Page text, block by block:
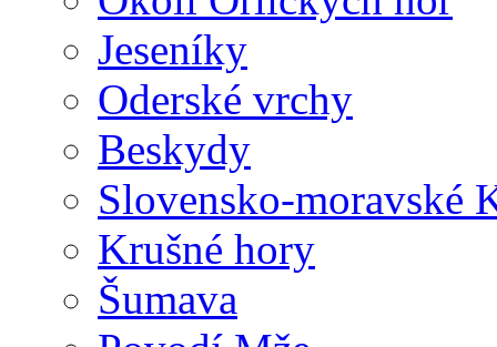
Jeseníky
Oderské vrchy
Beskydy
Slovensko-moravské
Krušné hory
Šumava